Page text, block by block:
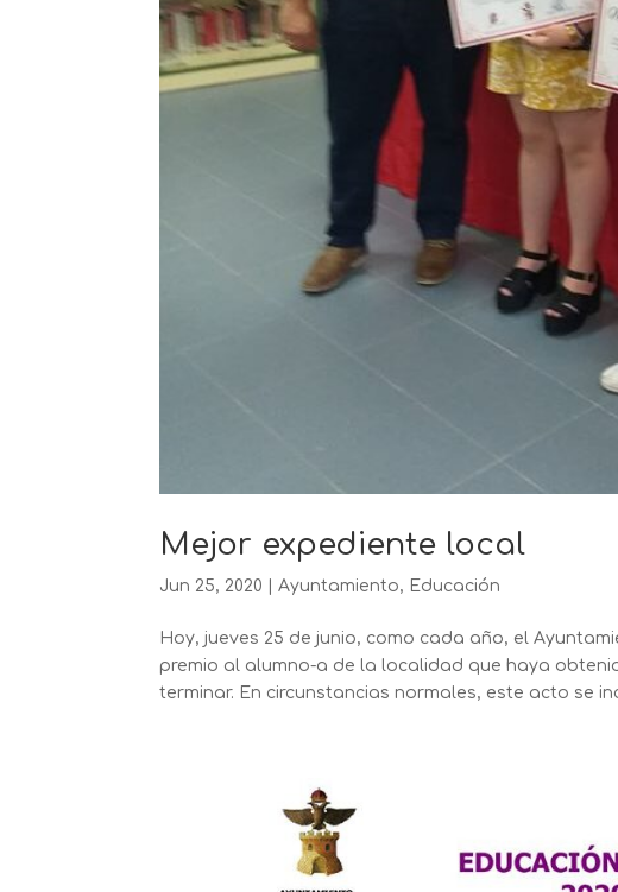
Mejor expediente local
Jun 25, 2020 |Ayuntamiento, Educación
Hoy, jueves 25 de junio, como cada año, el
premio al alumno-a de la localidad que haya
terminar. En circunstancias normales, este acto se